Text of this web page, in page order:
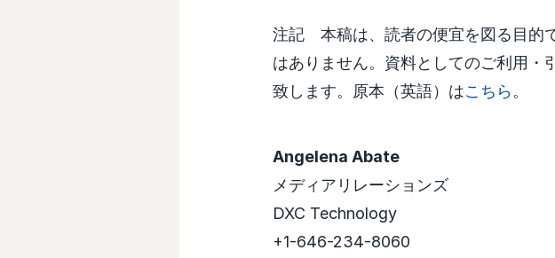
注記 本稿は、読者の便宜を図る目的
はありません。資料としてのご利用・
致します。原本（英語）はこちら。
Angelena Abate
メディアリレーションズ
DXC Technology
+1-646-234-8060